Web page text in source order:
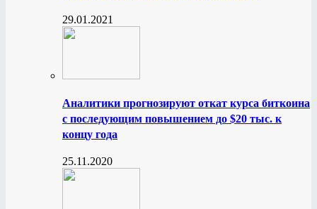
29.01.2021
Аналитики прогнозируют откат курса биткоина
с последующим повышением до $20 тыс. к
концу года
25.11.2020